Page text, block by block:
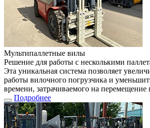
Мультипаллетные вилы
Решение для работы с несколькими
Эта уникальная система позволяет
работы вилочного погрузчика и
времени, затрачиваемого на перемещение
Подробнее